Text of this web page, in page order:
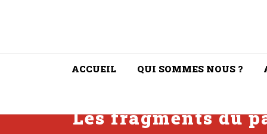
ACCUEIL QUI SOMMES NOUS ?
Les fragments du